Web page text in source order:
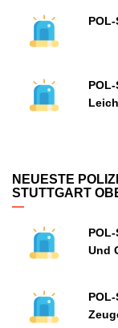
NEUESTE
STUTTGART
Und